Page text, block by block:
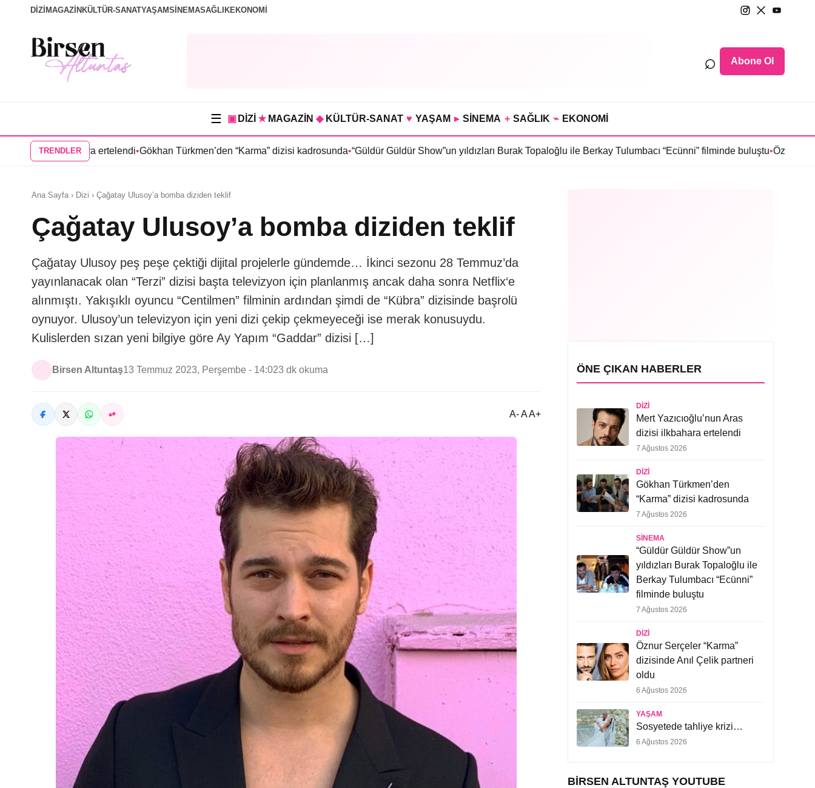
DİZİ MAGAZİN KÜLTÜR-SANATYAŞAMSİNEMASAĞLIKEKONOMİ
⌕ Abone Ol
☰ ▣ DİZİ ★ MAGAZİN ◆ KÜLTÜR-SANAT ♥ YAŞAM ▸ SİNEMA + SAĞLIK ⌁ EKONOMİ
TRENDLER
ilkbahara ertelendi Gökhan Türkmen’den “Karma” dizisi kadrosunda •“Güldür Güldür Show”un yıldızları Burak Topaloğlu ile Berkay Tulumbacı “Ecünni” filminde buluştu•Öznur Serçeler
Ana Sayfa › Dizi › Çağatay Ulusoy’a bomba diziden teklif
Çağatay Ulusoy’a bomba diziden teklif
Çağatay Ulusoy peş peşe çektiği dijital projelerle gündemde… İkinci sezonu 28 Temmuz’da
yayınlanacak olan “Terzi” dizisi başta televizyon için planlanmış ancak daha sonra Netflix‘e
alınmıştı. Yakışıklı oyuncu “Centilmen” filminin ardından şimdi de “Kübra” dizisinde başrolü
oynuyor. Ulusoy’un televizyon için yeni dizi çekip çekmeyeceği ise merak konusuydu.
Kulislerden sızan yeni bilgiye göre Ay Yapım “Gaddar” dizisi […]
Birsen Altuntaş13 Temmuz 2023, Perşembe - 14:023 dk okuma
A- A A+
ÖNE ÇIKAN HABERLER
DIZI
Mert Yazıcıoğlu’nun Aras
dizisi ilkbahara ertelendi
7 Ağustos 2026
DIZI
Gökhan Türkmen’den
“Karma” dizisi kadrosunda
7 Ağustos 2026
SINEMA
“Güldür Güldür Show”un
yıldızları Burak Topaloğlu ile
Berkay Tulumbacı “Ecünni”
filminde buluştu
7 Ağustos 2026
DIZI
Öznur Serçeler “Karma”
dizisinde Anıl Çelik partneri
oldu
6 Ağustos 2026
YAŞAM
Sosyetede tahliye krizi…
6 Ağustos 2026
BIRSEN ALTUNTAŞ YOUTUBE